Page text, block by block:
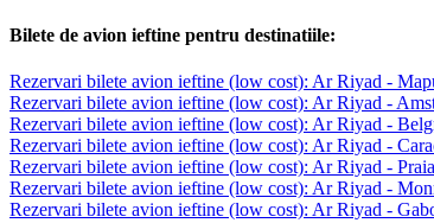
Bilete de avion ieftine pentru destinatiile:
Rezervari bilete avion ieftine (low cost): Ar Riyad -
Rezervari bilete avion ieftine (low cost): Ar Riyad -
Rezervari bilete avion ieftine (low cost): Ar Riyad -
Rezervari bilete avion ieftine (low cost): Ar Riyad -
Rezervari bilete avion ieftine (low cost): Ar Riyad - Praia
Rezervari bilete avion ieftine (low cost): Ar Riyad -
Rezervari bilete avion ieftine (low cost): Ar Riyad -